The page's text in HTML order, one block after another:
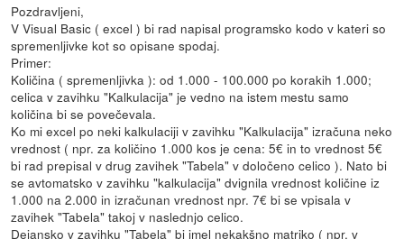
Pozdravljeni,
V Visual Basic ( excel ) bi rad napisal programsko kodo v kateri so
spremenljivke kot so opisane spodaj.
Primer:
Količina ( spremenljivka ): od 1.000 - 100.000 po korakih 1.000;
celica v zavihku "Kalkulacija" je vedno na istem mestu samo
količina bi se povečevala.
Ko mi excel po neki kalkulaciji v zavihku "Kalkulacija" izračuna neko
vrednost ( npr. za količino 1.000 kos je cena: 5€ in to vrednost 5€
bi rad prepisal v drug zavihek "Tabela" v določeno celico ). Nato bi
se avtomatsko v zavihku "kalkulacija" dvignila vrednost količine iz
1.000 na 2.000 in izračunan vrednost npr. 7€ bi se vpisala v
zavihek "Tabela" takoj v naslednjo celico.
Dejansko v zavihku "Tabela" bi imel nekakšno matriko ( npr. v